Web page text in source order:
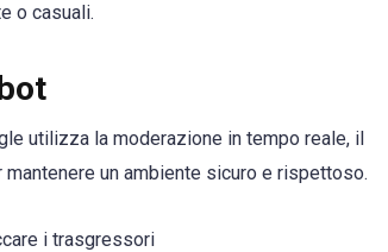
o casuali.
utilizza la moderazione in tempo reale, il
un ambiente sicuro e rispettoso.
i trasgressori